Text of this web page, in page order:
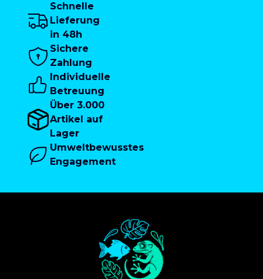
Schnelle
Lieferung
in 48h
Sichere
Zahlung
Individuelle
Betreuung
Über 3.000
Artikel auf
Lager
Umweltbewusstes
Engagement